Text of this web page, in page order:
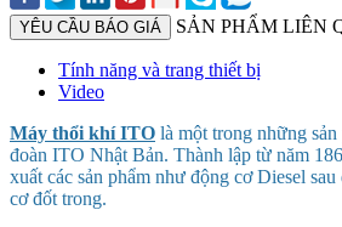
YÊU CẦU BÁO GIÁ SẢN PHẨM LIÊN
Tính năng và trang thiết bị
Video
Máy thổi khí ITO là một trong những
đoàn ITO Nhật Bản. Thành lập từ năm
xuất các sản phẩm như động cơ Diesel
cơ đốt trong.